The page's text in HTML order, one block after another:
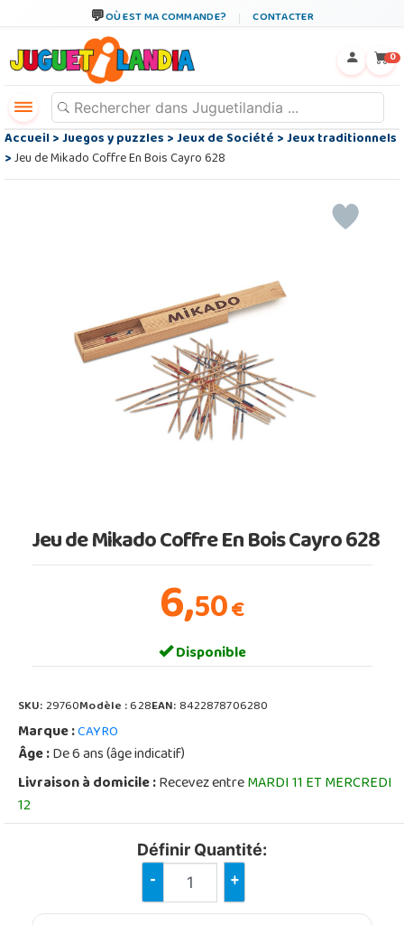
OÙ EST MA COMMANDE? CONTACTER
0
Accueil>Juegos y puzzles>Jeux de Société>Jeux traditionnels
>Jeu de Mikado Coffre En Bois Cayro 628
Jeu de Mikado Coffre En Bois Cayro 628
6,50€
Disponible
SKU:29760Modèle :628EAN:8422878706280
Marque :CAYRO
Âge :De 6 ans (âge indicatif)
Livraison à domicile :Recevez entreMARDI 11 ET MERCREDI
12
Définir Quantité:
- +